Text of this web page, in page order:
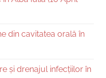
din cavitatea orală în
și drenajul infecțiilor în